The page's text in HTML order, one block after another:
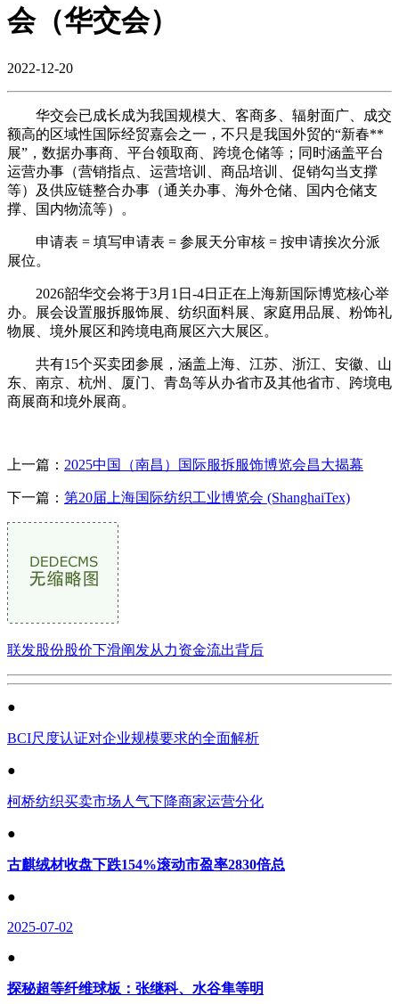
会（华交会）
2022-12-20
华交会已成长成为我国规模大、客商多、辐射面广、成交
额高的区域性国际经贸嘉会之一，不只是我国外贸的“新春**
展”，数据办事商、平台领取商、跨境仓储等；同时涵盖平台
运营办事（营销指点、运营培训、商品培训、促销勾当支撑
等）及供应链整合办事（通关办事、海外仓储、国内仓储支
撑、国内物流等）。
申请表 = 填写申请表 = 参展天分审核 = 按申请挨次分派
展位。
2026韶华交会将于3月1日-4日正在上海新国际博览核心举
办。展会设置服拆服饰展、纺织面料展、家庭用品展、粉饰礼
物展、境外展区和跨境电商展区六大展区。
共有15个买卖团参展，涵盖上海、江苏、浙江、安徽、山
东、南京、杭州、厦门、青岛等从办省市及其他省市、跨境电
商展商和境外展商。
上一篇： 2025中国（南昌）国际服拆服饰博览会昌大揭幕
下一篇： 第20届上海国际纺织工业博览会 (ShanghaiTex)
联发股份股价下滑阐发从力资金流出背后
●
BCI尺度认证对企业规模要求的全面解析
●
柯桥纺织买卖市场人气下降商家运营分化
●
古麒绒材收盘下跌154%滚动市盈率2830倍总
●
2025-07-02
●
探秘超等纤维球板：张继科、水谷隼等明